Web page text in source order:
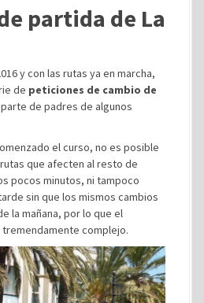
partida de La
y con las rutas ya en marcha,
de peticiones de cambio de
de padres de algunos
el curso, no es posible
que afecten al resto de
pocos minutos, ni tampoco
sin que los mismos cambios
la mañana, por lo que el
complejo.